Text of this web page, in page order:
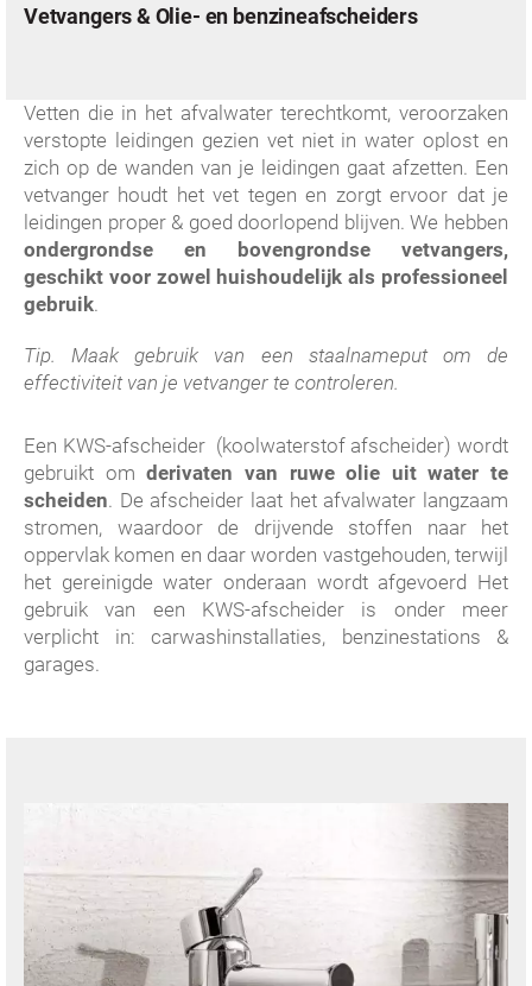
Vetvangers & Olie- en benzineafscheiders
Vetten die in het afvalwater terechtkomt, veroorzaken
verstopte leidingen gezien vet niet in water oplost en
zich op de wanden van je leidingen gaat afzetten. Een
vetvanger houdt het vet tegen en zorgt ervoor dat je
leidingen proper & goed doorlopend blijven. We hebben
ondergrondse en bovengrondse vetvangers,
geschikt voor zowel huishoudelijk als professioneel
gebruik.
Tip. Maak gebruik van een staalnameput om de
effectiviteit van je vetvanger te controleren.
Een KWS-afscheider (koolwaterstof afscheider) wordt
gebruikt omderivaten van ruwe olie uit water te
scheiden. De afscheider laat het afvalwater langzaam
stromen, waardoor de drijvende stoffen naar het
oppervlak komen en daar worden vastgehouden, terwijl
het gereinigde water onderaan wordt afgevoerd Het
gebruik van een KWS-afscheider is onder meer
verplicht in: carwashinstallaties, benzinestations &
garages.